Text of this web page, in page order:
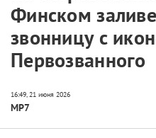
Финском
звонницу с
Первозванного
МР7